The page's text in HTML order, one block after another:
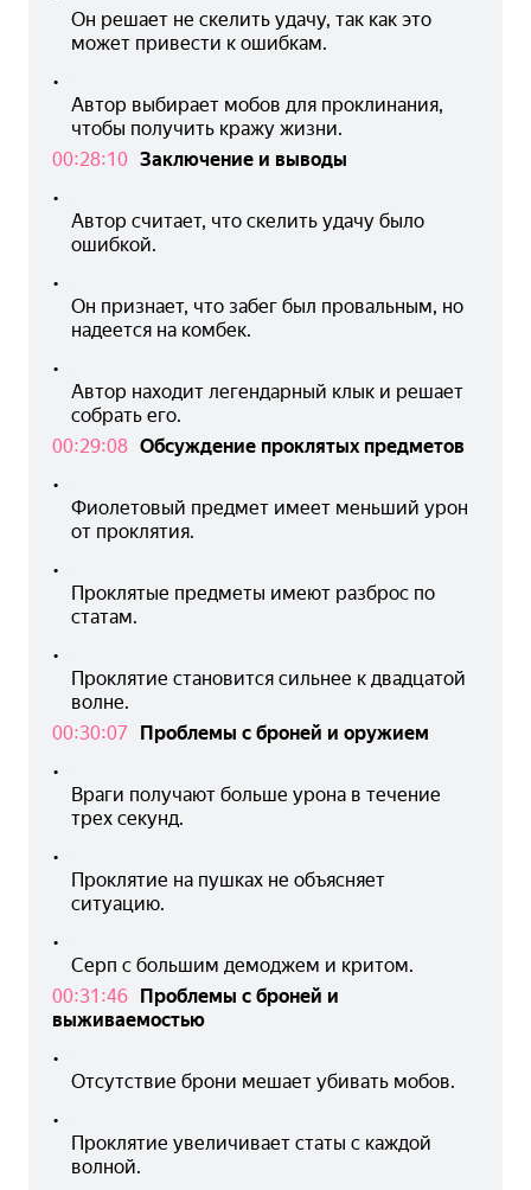
Он решает не скелить удачу, так как это
может привести к ошибкам.
Автор выбирает мобов для проклинания,
чтобы получить кражу жизни.
00:28:10 Заключение и выводы
Автор считает, что скелить удачу было
ошибкой.
Он признает, что забег был провальным, но
надеется на комбек.
Автор находит легендарный клык и решает
собрать его.
00:29:08 Обсуждение проклятых предметов
Фиолетовый предмет имеет меньший урон
от проклятия.
Проклятые предметы имеют разброс по
статам.
Проклятие становится сильнее к двадцатой
волне.
00:30:07
Проблемы с броней и оружием
Враги получают больше урона в течение
трех секунд.
Проклятие на пушках не объясняет
ситуацию.
Серп с большим демоджем и критом.
00:31:46 Проблемы с броней и
выживаемостью
Отсутствие брони мешает убивать мобов.
Проклятие увеличивает статы с каждой
волной.